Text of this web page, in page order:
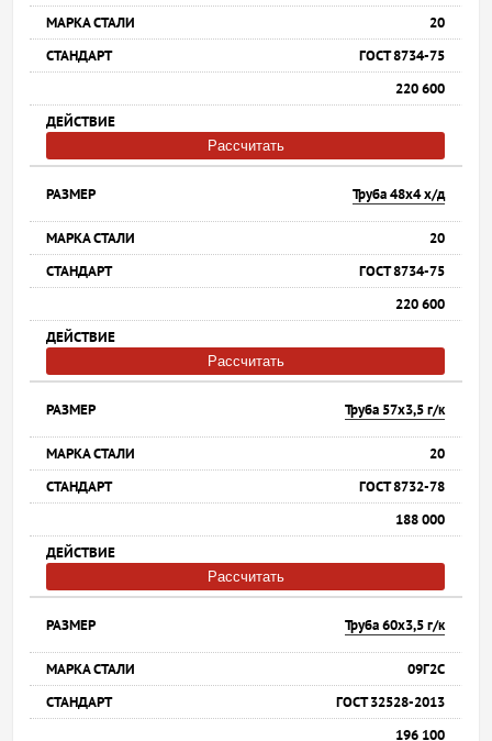
20
ГОСТ 8734-75
220 600
Рассчитать
Труба 48х4 х/д
20
ГОСТ 8734-75
220 600
Рассчитать
Труба 57х3,5 г/к
20
ГОСТ 8732-78
188 000
Рассчитать
Труба 60х3,5 г/к
09Г2С
ГОСТ 32528-2013
196 100